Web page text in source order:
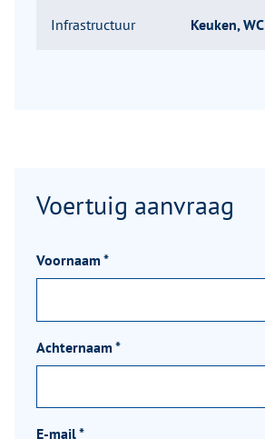
Infrastructuur Keuken, WC
Voertuig aanvraag
Voornaam *
Achternaam *
E-mail*